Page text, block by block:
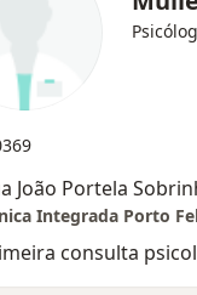
João Portela
Integrada Porto
consulta